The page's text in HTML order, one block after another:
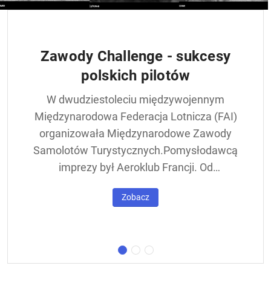
Zawody Challenge - sukcesy
polskich pilotów
W dwudziestoleciu międzywojennym
Międzynarodowa Federacja Lotnicza (FAI)
organizowała Międzynarodowe Zawody
Samolotów Turystycznych.Pomysłodawcą
imprezy był Aeroklub Francji. Od
de Tourisme – zawody nazywane były w
trasie znajdowała się m.in. Warszawa.
Zobacz